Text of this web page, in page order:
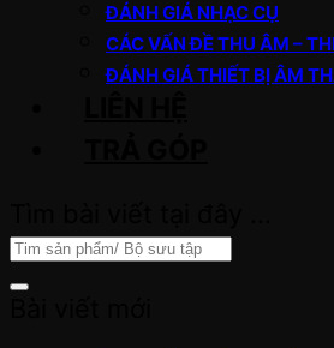
ĐÁNH GIÁ NHẠC CỤ
CÁC VẤN ĐỀ THU ÂM –
ĐÁNH GIÁ THIẾT BỊ ÂM